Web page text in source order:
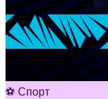
⚽ Спорт